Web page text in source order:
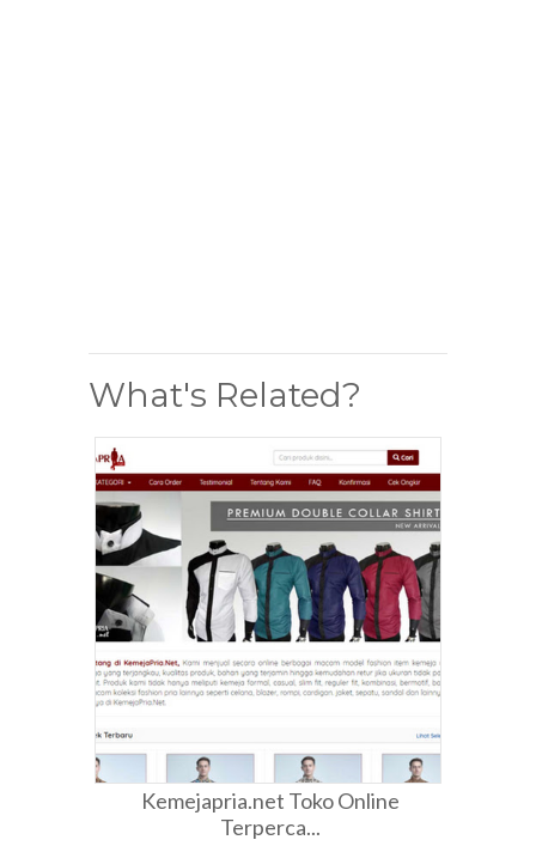
What's Related?
Kemejapria.net Toko Online
Terperca...